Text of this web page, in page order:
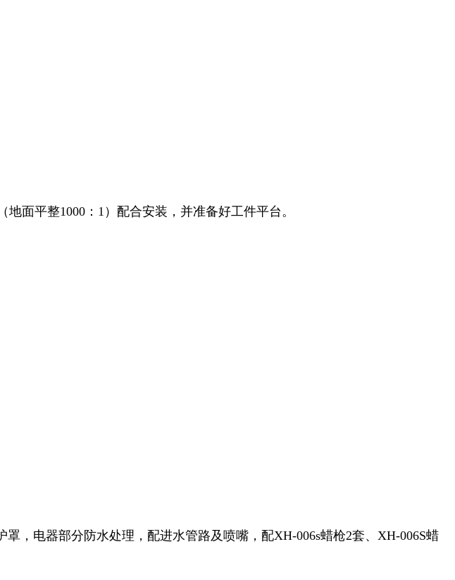
面平整1000：1）配合安装，并准备好工件平台。
，电器部分防水处理，配进水管路及喷嘴，配XH-006s蜡枪2套、XH-006S蜡